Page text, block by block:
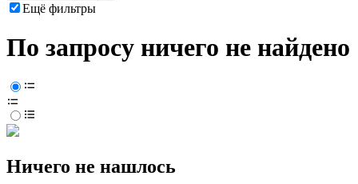
Ещё фильтры
По запросу ничего не найдено
Ничего не нашлось